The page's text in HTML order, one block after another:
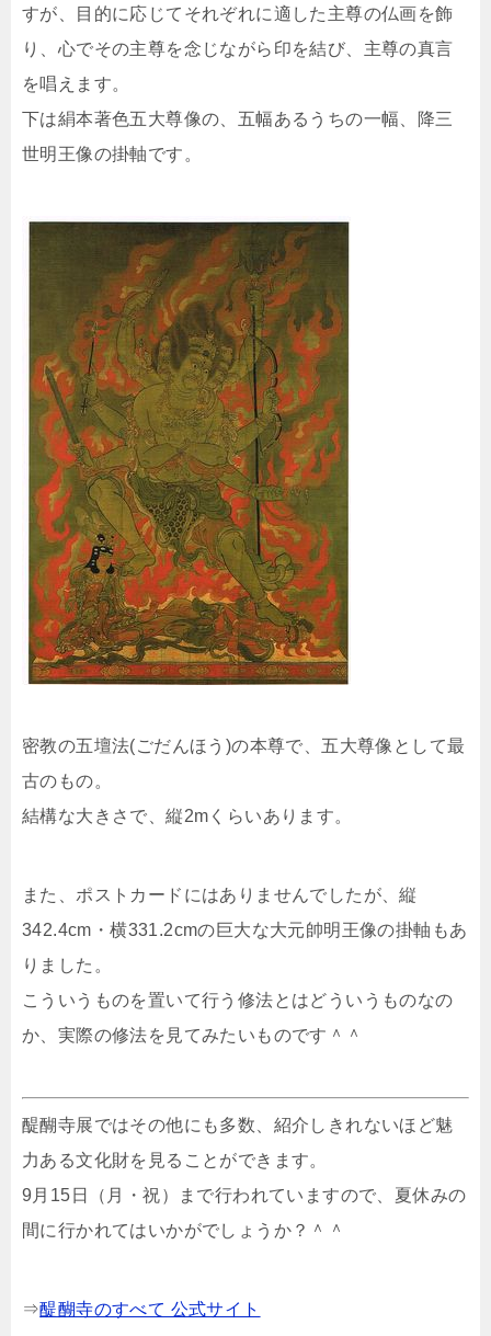
すが、目的に応じてそれぞれに適した主尊の仏画を飾
り、心でその主尊を念じながら印を結び、主尊の真言
を唱えます。
下は絹本著色五大尊像の、五幅あるうちの一幅、降三
世明王像の掛軸です。
密教の五壇法(ごだんほう)の本尊で、五大尊像として最
古のもの。
結構な大きさで、縦2mくらいあります。
また、ポストカードにはありませんでしたが、縦
342.4cm・横331.2cmの巨大な大元帥明王像の掛軸もあ
りました。
こういうものを置いて行う修法とはどういうものなの
か、実際の修法を見てみたいものです＾＾
醍醐寺展ではその他にも多数、紹介しきれないほど魅
力ある文化財を見ることができます。
9月15日（月・祝）まで行われていますので、夏休みの
間に行かれてはいかがでしょうか？＾＾
⇒醍醐寺のすべて 公式サイト